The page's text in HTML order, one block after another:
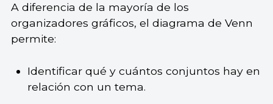
A diferencia de la mayoría de los
organizadores gráficos, el diagrama de Venn
permite:
Identificar qué y cuántos conjuntos hay en
relación con un tema.